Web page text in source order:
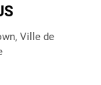
Ville de